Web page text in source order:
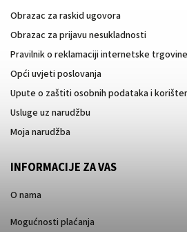
Obrazac za raskid ugovora
Obrazac za prijavu nesukladnosti
Pravilnik o reklamaciji internetske
Opći uvjeti poslovanja
Upute o zaštiti osobnih podataka i
Usluge uz narudžbu
Moja narudžba
INFORMACIJE ZA VAS
O nama
Mogućnosti plaćanja